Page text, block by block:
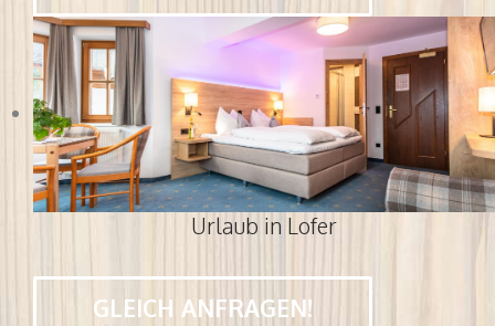
Urlaub in Lofer
GLEICH ANFRAGEN!